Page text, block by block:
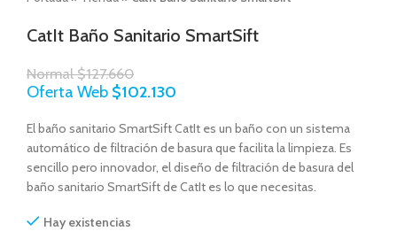
CatIt Baño Sanitario SmartSift
Normal$127.660
Oferta Web $102.130
El baño sanitario SmartSift CatIt es un baño con un sistema
automático de filtración de basura que facilita la limpieza. Es
sencillo pero innovador, el diseño de filtración de basura del
baño sanitario SmartSift de CatIt es lo que necesitas.
Hay existencias